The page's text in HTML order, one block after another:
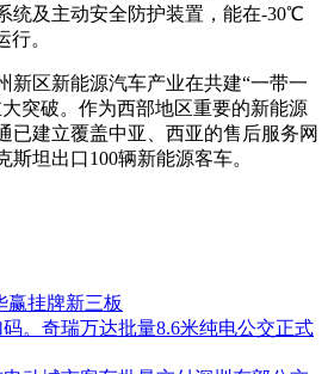
统及主动安全防护装置，能在-30℃
。
新区新能源汽车产业在共建“一带一
突破。作为西部地区重要的新能源
已建立覆盖中亚、西亚的售后服务网
坦出口100辆新能源客车。
赢挂牌新三板
。奇瑞万达批量8.6米纯电公交正式